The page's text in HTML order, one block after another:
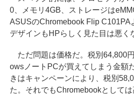
0、メモリ4GB、ストレージは
ASUSのChromebook Flip C101PA
デザインもHPらしく見た目は悪く
ただ問題は価格だ。税別64,800
owsノートPCが買えてしまう金額
きはキャンペーンにより、税別
た。それでもChromebookとして